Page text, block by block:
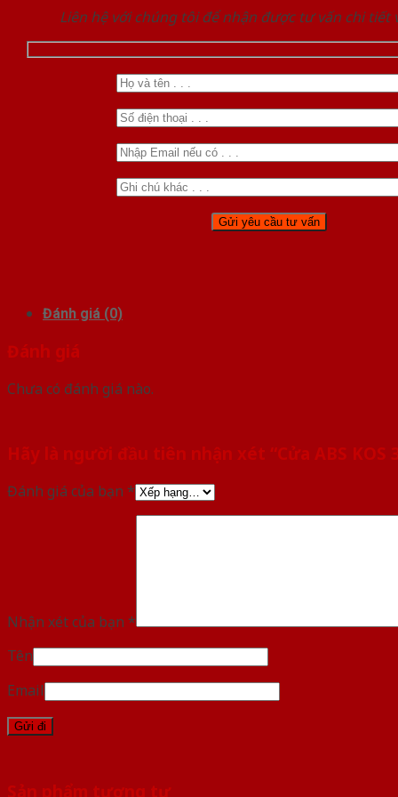
Liên hệ với chúng tôi để nhận được tư vấn chi tiết
Đánh giá (0)
Đánh giá
Chưa có đánh giá nào.
Hãy là người đầu tiên nhận xét “Cửa ABS KOS
Đánh giá của bạn *
Nhận xét của bạn *
Tên
Email
Sản phẩm tương tự